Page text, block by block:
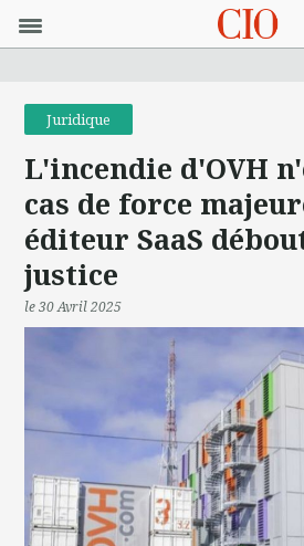
Juridique
L'incendie d'OVH
cas de force
éditeur SaaS
justice
le 30 Avril 2025